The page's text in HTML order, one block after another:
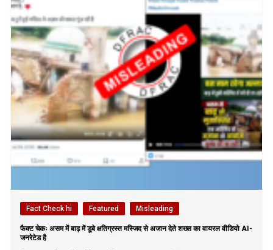
Fact Check hi Featured Misleading
फैक्ट चेकः असम में बाढ़ में डूबे क्षतिग्रस्त मस्जिद से अजान देते शख्स का वायरल वीडियो AI-
जनरेटेड है